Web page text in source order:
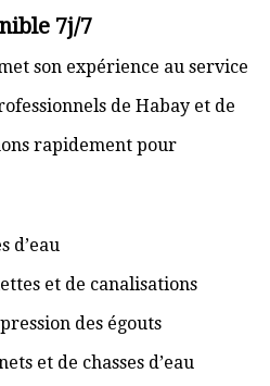
7j/7
son expérience au service
de Habay et de
rapidement pour
d’eau
et de canalisations
des égouts
et de chasses d’eau